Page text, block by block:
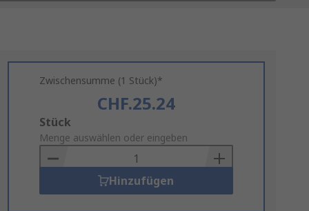
Zwischensumme (1 Stück)*
CHF.25.24
Add
to
Basket
Stück
Menge auswählen oder eingeben
Hinzufügen